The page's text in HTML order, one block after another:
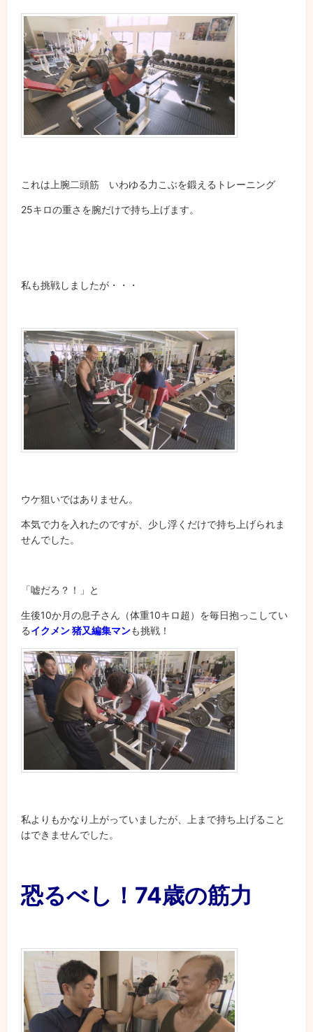
これは上腕二頭筋 いわゆる力こぶを鍛えるトレーニング
25キロの重さを腕だけで持ち上げます。
私も挑戦しましたが・・・
ウケ狙いではありません。
本気で力を入れたのですが、少し浮くだけで持ち上げられま
せんでした。
「嘘だろ？！」と
生後10か月の息子さん（体重10キロ超）を毎日抱っこしてい
るイクメン 猪又編集マンも挑戦！
私よりもかなり上がっていましたが、上まで持ち上げること
はできませんでした。
恐るべし！74歳の筋力